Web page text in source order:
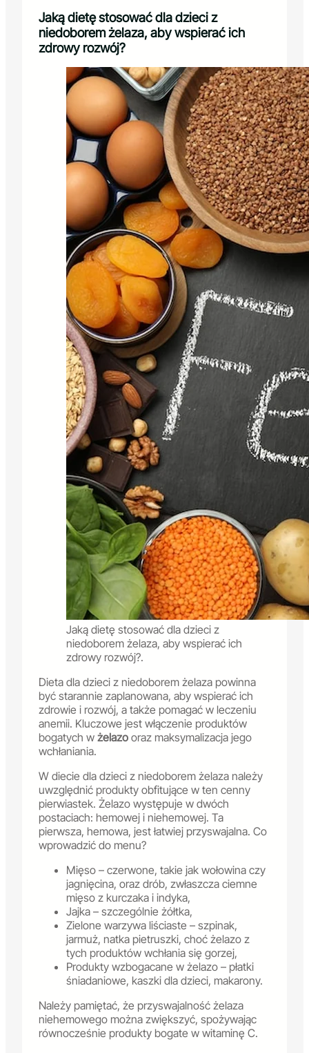
Jaką dietę stosować dla dzieci z
niedoborem żelaza, aby wspierać ich
zdrowy rozwój?
Jaką dietę stosować dla dzieci z
niedoborem żelaza, aby wspierać ich
zdrowy rozwój?.
Dieta dla dzieci z niedoborem żelaza powinna
być starannie zaplanowana, aby wspierać ich
zdrowie i rozwój, a także pomagać w leczeniu
anemii. Kluczowe jest włączenie produktów
bogatych w żelazo oraz maksymalizacja jego
wchłaniania.
W diecie dla dzieci z niedoborem żelaza należy
uwzględnić produkty obfitujące w ten cenny
pierwiastek. Żelazo występuje w dwóch
postaciach: hemowej i niehemowej. Ta
pierwsza, hemowa, jest łatwiej przyswajalna. Co
wprowadzić do menu?
Mięso – czerwone, takie jak wołowina czy
jagnięcina, oraz drób, zwłaszcza ciemne
mięso z kurczaka i indyka,
Jajka – szczególnie żółtka,
Zielone warzywa liściaste – szpinak,
jarmuż, natka pietruszki, choć żelazo z
tych produktów wchłania się gorzej,
Produkty wzbogacane w żelazo – płatki
śniadaniowe, kaszki dla dzieci, makarony.
Należy pamiętać, że przyswajalność żelaza
niehemowego można zwiększyć, spożywając
równocześnie produkty bogate w witaminę C.